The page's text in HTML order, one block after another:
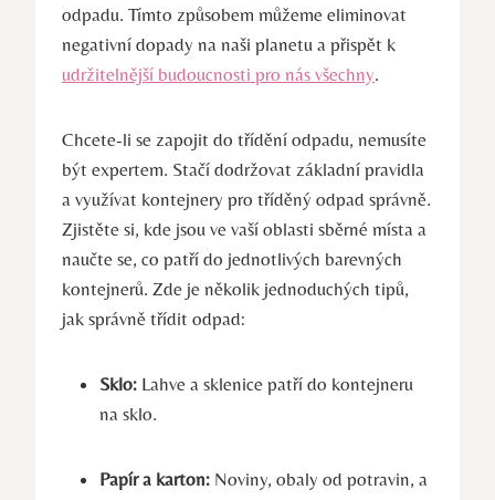
odpadu. Tímto způsobem můžeme eliminovat
negativní dopady na naši planetu a přispět k
udržitelnější budoucnosti pro nás všechny.
Chcete-li se zapojit do třídění odpadu, nemusíte
být expertem. Stačí dodržovat základní pravidla
a využívat kontejnery pro tříděný odpad správně.
Zjistěte si, kde jsou ve vaší oblasti sběrné místa a
naučte se, co patří do jednotlivých barevných
kontejnerů. Zde je několik jednoduchých tipů,
jak správně třídit odpad:
Sklo: Lahve a sklenice patří do kontejneru
na sklo.
Papír a karton: Noviny, obaly od potravin, a